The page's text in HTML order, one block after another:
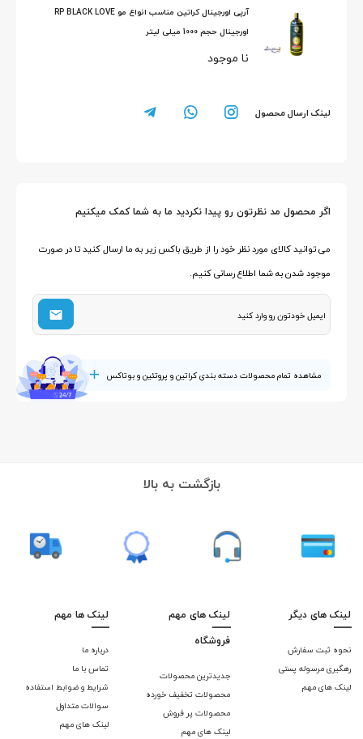
آرپی اورجینال کراتین مناسب انواع مو RP BLACK LOVE
اورجینال حجم 1000 میلی لیتر
نا موجود
لینک ارسال محصول
اگر محصول مد نظرتون رو پیدا نکردید ما به شما کمک میکنیم
می توانید کالای مورد نظر خود را از طریق باکس زیر به ما ارسال کنید تا در صورت
موجود شدن به شما اطلاع رسانی کنیم.
مشاهده تمام محصولات دسته بندی کراتین و پروتئین و بوتاکس
بازگشت به بالا
لینک های دیگر
نحوه ثبت سفارش
رهگیری مرسوله پستی
لینک های مهم
لینک های مهم
فروشگاه
جدیدترین محصولات
محصولات تخفیف خورده
محصولات پر فروش
لینک های مهم
لینک ها مهم
درباره ما
تماس با ما
شرایط و ضوابط استفاده
سوالات متداول
لینک های مهم